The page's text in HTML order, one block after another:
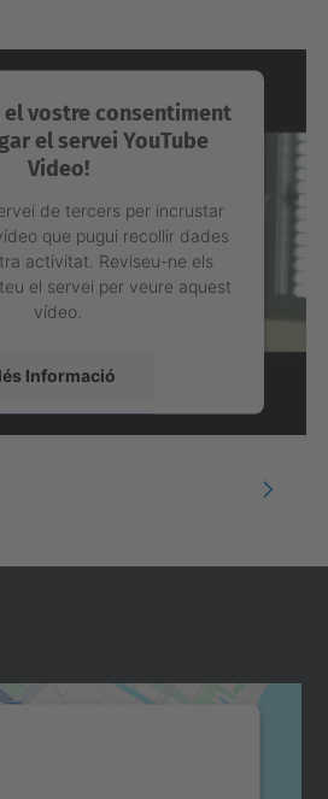
el vostre consentiment
el servei YouTube
Video!
de tercers per incrustar
que pugui recollir dades
activitat. Reviseu-ne els
el servei per veure aquest
vídeo.
Informació
Accepta